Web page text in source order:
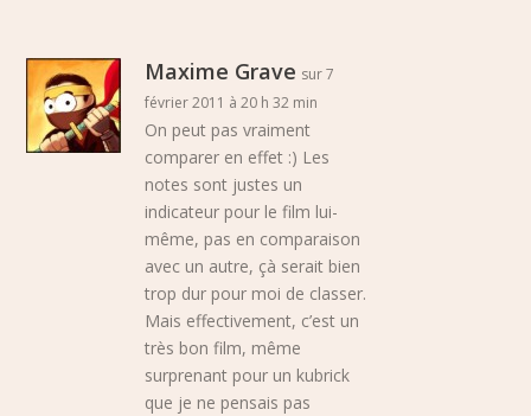
Maxime Grave sur 7
février 2011 à 20 h 32 min
On peut pas vraiment
comparer en effet :) Les
notes sont justes un
indicateur pour le film lui-
même, pas en comparaison
avec un autre, çà serait bien
trop dur pour moi de classer.
Mais effectivement, c’est un
très bon film, même
surprenant pour un kubrick
que je ne pensais pas